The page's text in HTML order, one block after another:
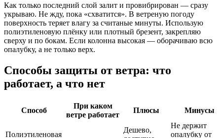
Как только последний слой залит и провибрирован — сразу
укрываю. Не жду, пока «схватится». В ветреную погоду
поверхность теряет влагу за считаные минуты. Использую
полиэтиленовую плёнку или плотный брезент, закрепляю
сверху и по бокам. Если колонна высокая — оборачиваю всю
опалубку, а не только верх.
Способы защиты от ветра: что
работает, а что нет
Способ
При каком
ветре работает
Плюсы Минусы
Полиэтиленовая
Дешево,
Не держит
опалубку от